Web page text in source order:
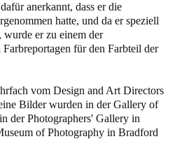
anerkannt, dass er die
hatte, und da er speziell
wurde er zu einem der
für den Farbteil der
vom Design and Art Directors
Bilder wurden in der Gallery of
der Photographers' Gallery in
of Photography in Bradford